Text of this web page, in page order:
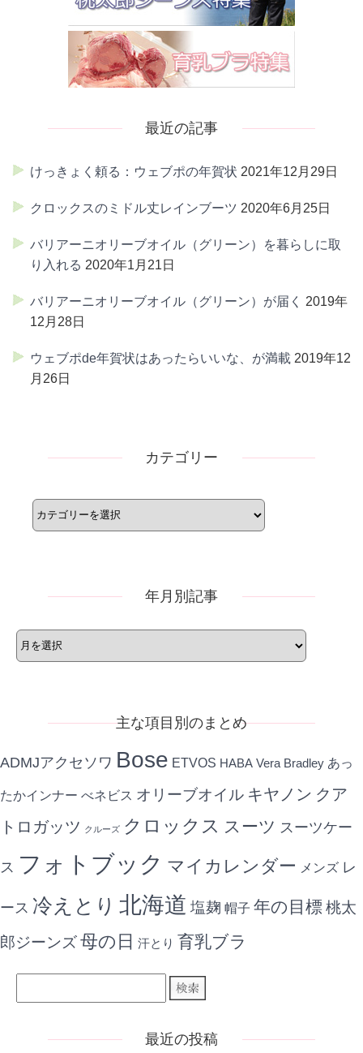
最近の記事
けっきょく頼る：ウェブポの年賀状 2021年12月29日
クロックスのミドル丈レインブーツ 2020年6月25日
バリアーニオリーブオイル（グリーン）を暮らしに取
り入れる 2020年1月21日
バリアーニオリーブオイル（グリーン）が届く
2019年
12月28日
ウェブポde年賀状はあったらいいな、が満載 2019年12
月26日
カテゴリー
年月別記事
主な項目別のまとめ
ADMJアクセソワ Bose ETVOS HABA Vera Bradley あっ
たかインナー べネビス オリーブオイル キヤノン クア
トロガッツ クルーズ クロックス スーツ スーツケー
ス フォトブック マイカレンダー メンズ レ
ース 冷えとり 北海道 塩麹 帽子 年の目標 桃太
郎ジーンズ母の日 汗とり 育乳ブラ
最近の投稿